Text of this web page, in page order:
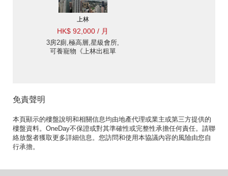
上林
HK$ 92,000 / 月
3房2廁,極高層,星級會所,
可養寵物《上林出租單
免責聲明
本頁顯示的樓盤說明和相關信息均由地產代理或業主或第三方提供的
樓盤資料。OneDay不保證或對其準確性或完整性承擔任何責任。請聯
絡放盤者獲取更多詳細信息。您訪問和使用本協議內容的風險由您自
行承擔。